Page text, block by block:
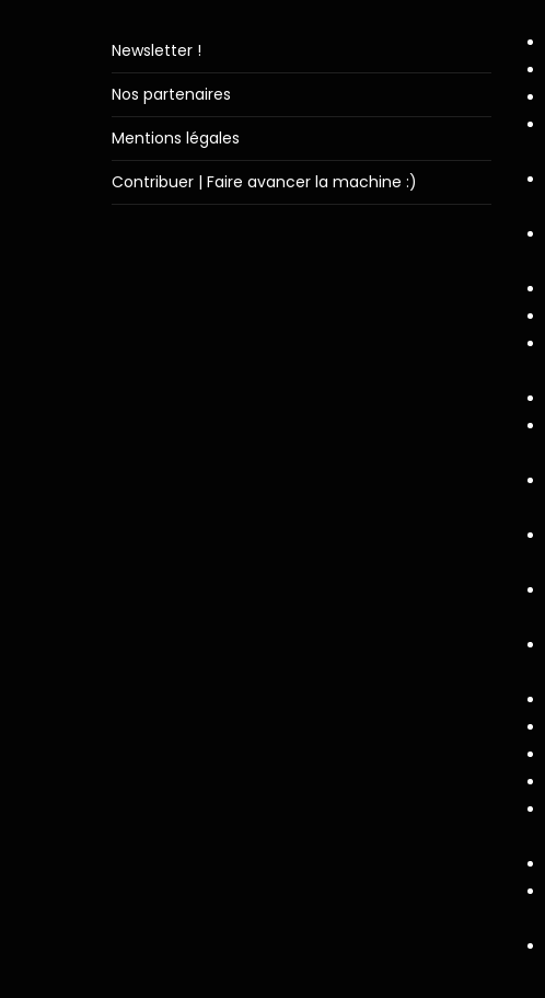
Newsletter !
Nos partenaires
Mentions légales
Contribuer | Faire avancer la machine :)